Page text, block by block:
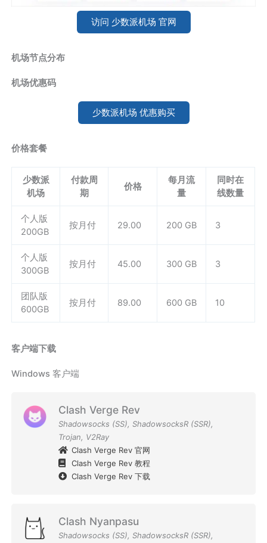
访问 少数派机场 官网
机场节点分布
机场优惠码
少数派机场 优惠购买
价格套餐
少数派
机场
付款周
期
价格
每月流
量
同时在
线数量
个人版
200GB
按月付 29.00 200 GB 3
个人版
300GB
按月付 45.00 300 GB 3
团队版
600GB
按月付 89.00 600 GB 10
客户端下载
Windows 客户端
Clash Verge Rev
Shadowsocks (SS), ShadowsocksR (SSR),
Trojan, V2Ray
Clash Verge Rev 官网
Clash Verge Rev 教程
Clash Verge Rev 下载
Clash Nyanpasu
Shadowsocks (SS), ShadowsocksR (SSR),